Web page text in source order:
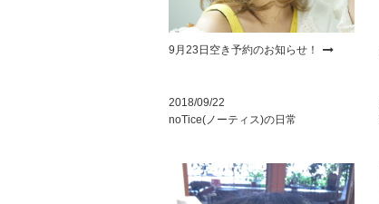
9月23日空き予約のお知らせ！
2018/09/22
noTice(ノーティス)の日常